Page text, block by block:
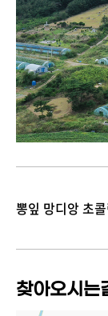
뽕잎 망디앙 초
찾아오시는